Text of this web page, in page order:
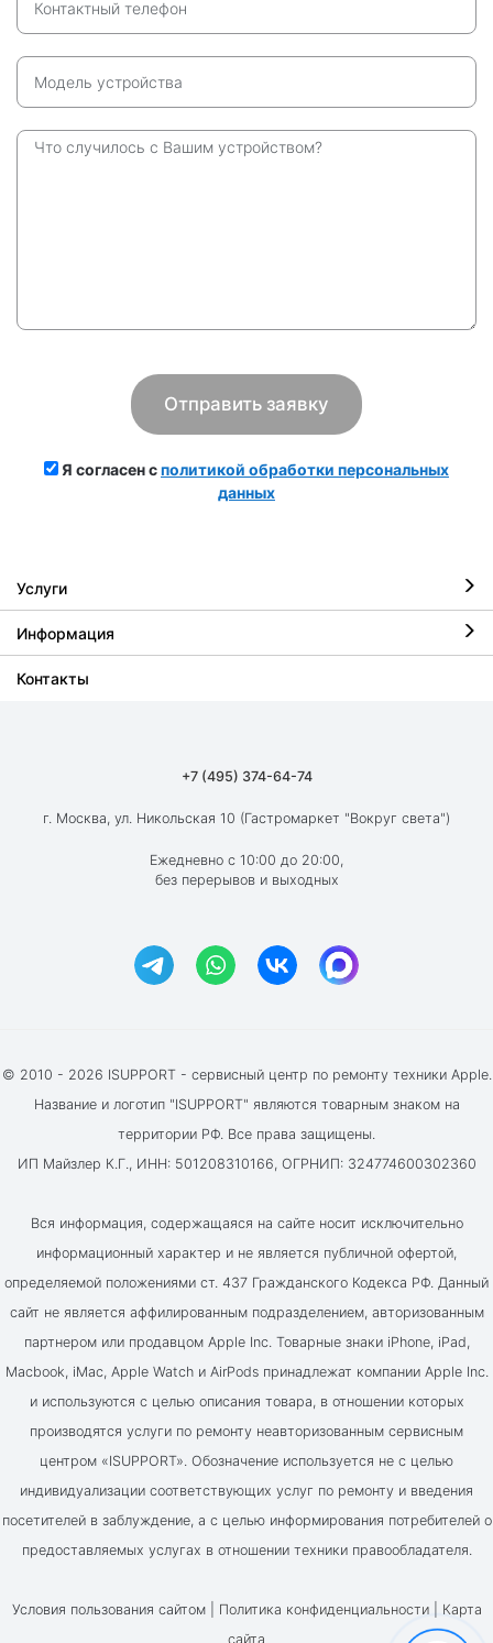
Я согласен сполитикой обработки персональных
данных
Услуги
Ремонт iPhone
Ремонт iPad
Ремонт AirPods
Информация
О компании
Вакансии
Акции и скидки
Контакты
+7 (495) 374-64-74
г. Москва, ул. Никольская 10 (Гастромаркет "Вокруг света")
Ежедневно с 10:00 до 20:00,
без перерывов и выходных
© 2010 - 2026 ISUPPORT - сервисный центр по ремонту техники Apple.
Название и логотип "ISUPPORT" являются товарным знаком на
территории РФ. Все права защищены.
ИП Майзлер К.Г., ИНН: 501208310166, ОГРНИП: 324774600302360
Вся информация, содержащаяся на сайте носит исключительно
информационный характер и не является публичной офертой,
определяемой положениями ст. 437 Гражданского Кодекса РФ. Данный
сайт не является аффилированным подразделением, авторизованным
партнером или продавцом Apple Inc. Товарные знаки iPhone, iPad,
Macbook, iMac, Apple Watch и AirPods принадлежат компании Apple Inc.
и используются с целью описания товара, в отношении которых
производятся услуги по ремонту неавторизованным сервисным
центром «ISUPPORT». Обозначение используется не с целью
индивидуализации соответствующих услуг по ремонту и введения
посетителей в заблуждение, а с целью информирования потребителей о
предоставляемых услугах в отношении техники правообладателя.
Условия пользования сайтом | Политика конфиденциальности| Карта
сайта